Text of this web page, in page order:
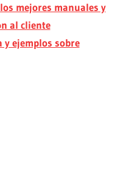
mejores manuales y
al cliente
y ejemplos sobre